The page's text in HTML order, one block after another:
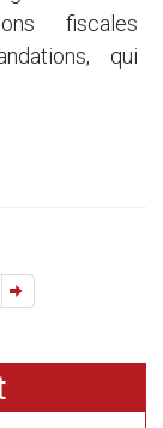
fiscales
qui